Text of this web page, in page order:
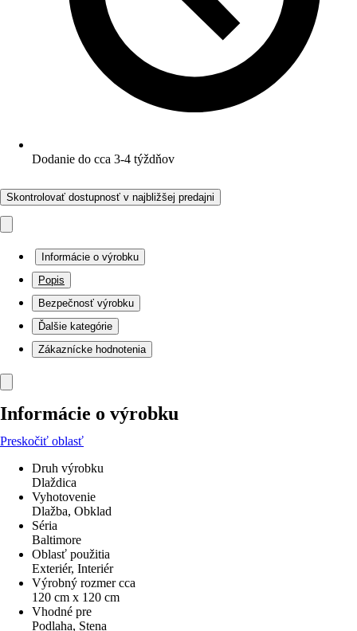
Dodanie do cca 3-4 týždňov
Skontrolovať dostupnosť v najbližšej predajni
Informácie o výrobku
Popis
Bezpečnosť výrobku
Ďalšie kategórie
Zákaznícke hodnotenia
Informácie o výrobku
Preskočiť oblasť
Druh výrobku
Dlaždica
Vyhotovenie
Dlažba, Obklad
Séria
Baltimore
Oblasť použitia
Exteriér, Interiér
Výrobný rozmer cca
120 cm x 120 cm
Vhodné pre
Podlaha, Stena